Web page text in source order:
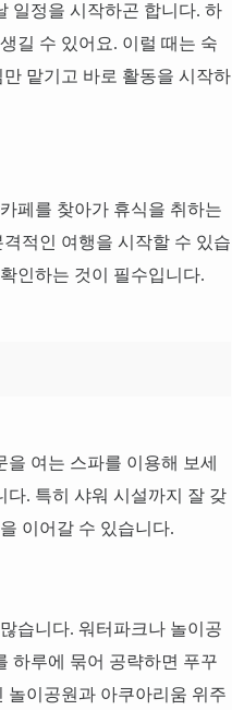
일정을 시작하곤 합니다. 하
길 수 있어요. 이럴 때는 숙
맡기고 바로 활동을 시작하
페를 찾아가 휴식을 취하는
적인 여행을 시작할 수 있습
인하는 것이 필수입니다.
여는 스파를 이용해 보세
다. 특히 샤워 시설까지 잘 갖
이어갈 수 있습니다.
습니다. 워터파크나 놀이공
하루에 묶어 공략하면 푸꾸
놀이공원과 아쿠아리움 위주